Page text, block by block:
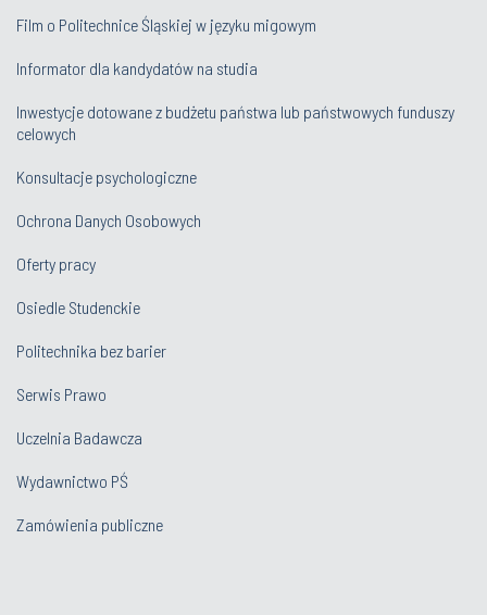
Film o Politechnice Śląskiej w języku migowym
Informator dla kandydatów na studia
Inwestycje dotowane z budżetu państwa lub państwowych funduszy
celowych
Konsultacje psychologiczne
Ochrona Danych Osobowych
Oferty pracy
Osiedle Studenckie
Politechnika bez barier
Serwis Prawo
Uczelnia Badawcza
Wydawnictwo PŚ
Zamówienia publiczne